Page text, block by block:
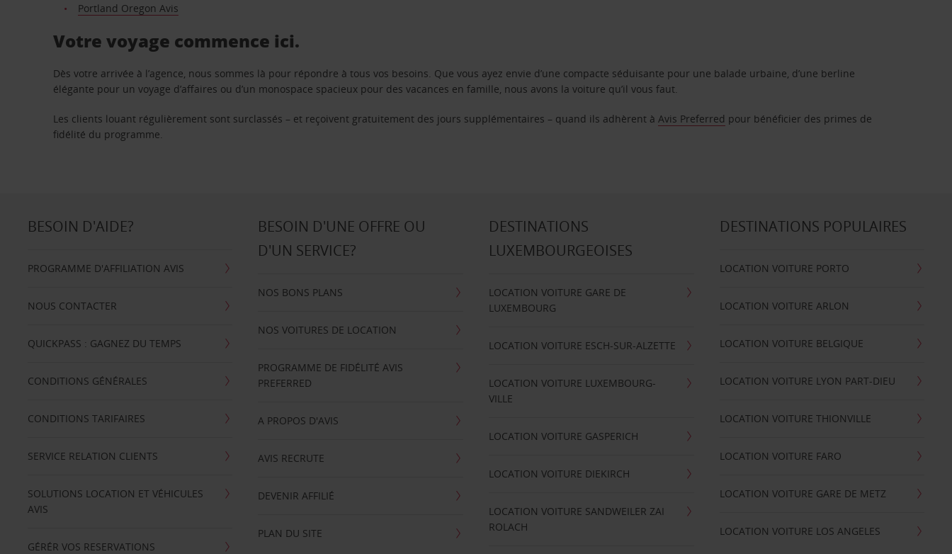
Portland Oregon Avis
Votre voyage commence ici.
Dès votre arrivée à l’agence, nous sommes là pour répondre à tous vos besoins. Que vous ayez envie d’une compacte séduisante pour une balade urbaine, d’une berline
élégante pour un voyage d’affaires ou d’un monospace spacieux pour des vacances en famille, nous avons la voiture qu’il vous faut.
Les clients louant régulièrement sont surclassés – et reçoivent gratuitement des jours supplémentaires – quand ils adhèrent àAvis Preferred pour bénéficier des primes de
fidélité du programme.
BESOIN D'AIDE?
PROGRAMME D'AFFILIATION AVIS
NOUS CONTACTER
QUICKPASS : GAGNEZ DU TEMPS
CONDITIONS GÉNÉRALES
CONDITIONS TARIFAIRES
SERVICE RELATION CLIENTS
SOLUTIONS LOCATION ET VÉHICULES
AVIS
GÉRÉR VOS RESERVATIONS
BESOIN D'UNE OFFRE OU
D'UN SERVICE?
NOS BONS PLANS
NOS VOITURES DE LOCATION
PROGRAMME DE FIDÉLITÉ AVIS
PREFERRED
A PROPOS D'AVIS
AVIS RECRUTE
DEVENIR AFFILIÉ
PLAN DU SITE
DESTINATIONS
LUXEMBOURGEOISES
LOCATION VOITURE GARE DE
LUXEMBOURG
LOCATION VOITURE ESCH-SUR-ALZETTE
LOCATION VOITURE LUXEMBOURG-
VILLE
LOCATION VOITURE GASPERICH
LOCATION VOITURE DIEKIRCH
LOCATION VOITURE SANDWEILER ZAI
ROLACH
DESTINATIONS POPULAIRES
LOCATION VOITURE PORTO
LOCATION VOITURE ARLON
LOCATION VOITURE BELGIQUE
LOCATION VOITURE LYON PART-DIEU
LOCATION VOITURE THIONVILLE
LOCATION VOITURE FARO
LOCATION VOITURE GARE DE METZ
LOCATION VOITURE LOS ANGELES